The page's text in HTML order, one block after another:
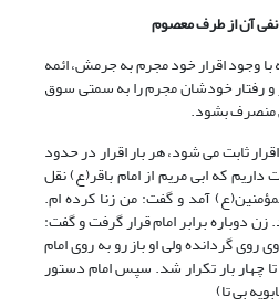
آن از طرف معصوم
وجود اقرار خود مجرم به جرمش، ائمه
رفتار خودشان مجرم را به سمتی سوق
منصرف بشود.
اقرار ثابت می شود، هر بار اقرار در حدود
که ابی مریم از امام باقر(ع) نقل
آمد و گفت: من زنا کرده ام.
دوباره برابر امام قرار گرفت و گفت:
روی گردانده ولی او باز رو به روی امام
چهار بار تکرار شد. سپس امام دستور
بی تا)